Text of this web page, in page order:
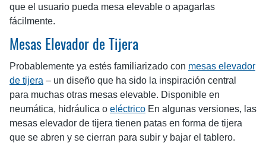
que el usuario pueda mesa elevable o apagarlas
fácilmente.
Mesas Elevador de Tijera
Probablemente ya estés familiarizado con mesas elevador
de tijera – un diseño que ha sido la inspiración central
para muchas otras mesas elevable. Disponible en
neumática, hidráulica o eléctrico En algunas versiones, las
mesas elevador de tijera tienen patas en forma de tijera
que se abren y se cierran para subir y bajar el tablero.